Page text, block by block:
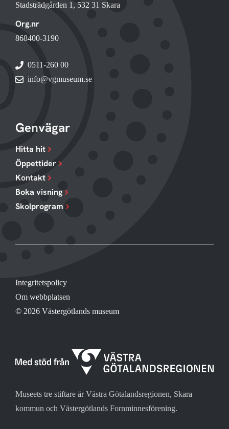
Stadsträdgården 1, 532 31 Skara
Org.nr
868400-3190
0511-260 00
info@vgmuseum.se
Genvägar
Hitta hit
Öppettider
Kontakt
Boka visning
Skolprogram
© 2026 Västergötlands museum
Integritetspolicy
Om webbplatsen
Museets tre stiftare är Västra Götalandsregionen, Skara
kommun och Västergötlands Fornminnesförening.